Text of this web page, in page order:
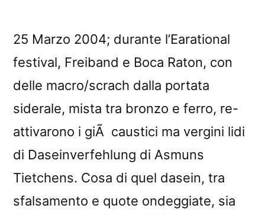
reviewed
Sands
Zine
25 Marzo 2004; durante l’Earational
festival, Freiband e Boca Raton, con
delle macro/scrach dalla portata
siderale, mista tra bronzo e ferro, re-
attivarono i giÃ caustici ma vergini lidi
di Daseinverfehlung di Asmuns
Tietchens. Cosa di quel dasein, tra
sfalsamento e quote ondeggiate, sia